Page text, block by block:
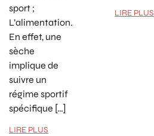
sport ;
L’alimentation.
En effet, une
sèche
implique de
suivre un
régime sportif
spécifique […]
LIRE PLUS
LIRE PLUS